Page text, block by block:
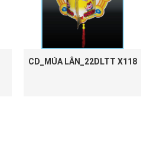
CD_MÚA LÂN_22DLTT X118